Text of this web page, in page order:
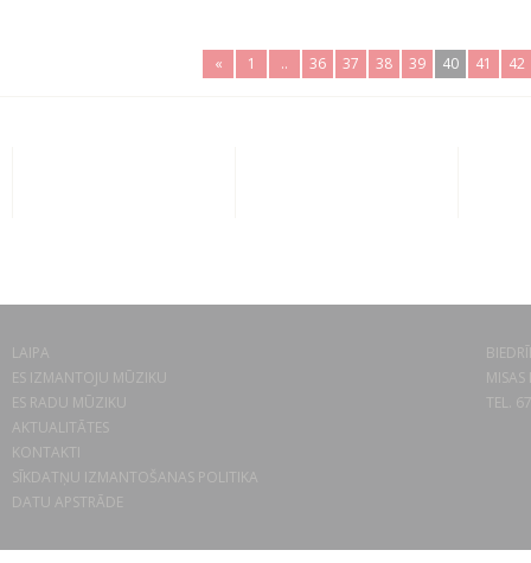
« 1 .. 36 37 38 39 40 41 42
LAIPA
ES IZMANTOJU MŪZIKU
ES RADU MŪZIKU
AKTUALITĀTES
KONTAKTI
SĪKDATŅU IZMANTOŠANAS POLITIKA
DATU APSTRĀDE
TEL.